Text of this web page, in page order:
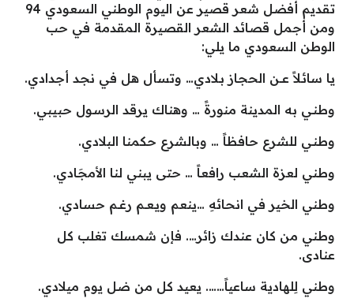
تقديم أفضل شعر قصير عن اليوم الوطني السعودي 94
ومن أجمل قصائد الشعر القصيرة المقدمة في حب
الوطن السعودي ما يلي:
يا سائـلاً عـــن الحجاز بـلادي… وتسأل هل في نجد أجدادي.
وطنـي به المدينة منورةً … وهناك يرقد الرسـول حبيبي.
وطنـي للشرع حافظاً … وبالشرع حكمنا البلادي.
وطني لعزة الشعب رافعاً … حتى يبني لنا الأمجَادي.
وطني الخير في انحائهِ …ينعم ويـعــم رغــم حسادي.
وطني من كان عندك زائر…. فإن شمسك تغلب كل
عنادى.
وطني لِلهادية ساعياً……. يعيد كل من ضل يوم ميلادي.